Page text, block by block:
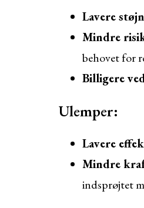
Lavere
Mindre
behovet for
Billigere
Ulemper:
Lavere
Mindre
indsprøjtet